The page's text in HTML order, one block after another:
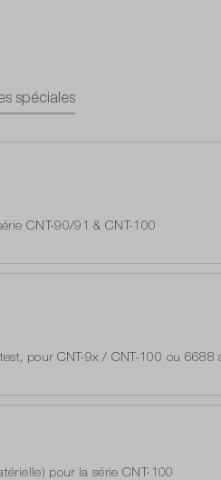
spéciales
CNT-90/91 & CNT-100
à 10 jours ouvrables
pour CNT-9x / CNT-100 ou 6688
à 10 jours ouvrables
pour la série CNT-100